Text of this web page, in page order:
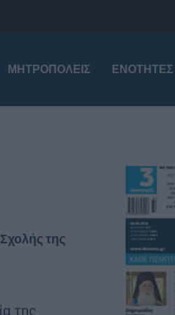
ΜΗΤΡΟΠΌΛΕΙΣ ΕΝΟΤΗΤΕΣ
της
της